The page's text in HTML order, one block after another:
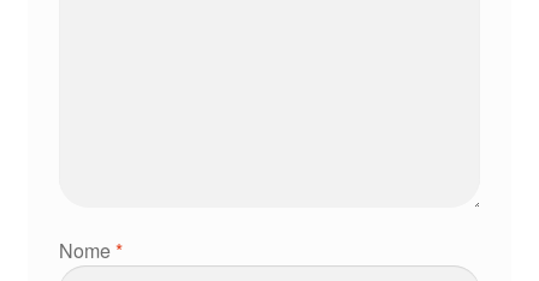
Nome*